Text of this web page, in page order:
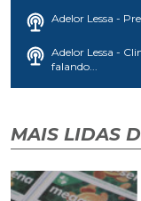
Adelor Lessa -
Adelor Lessa -
falando...
MAIS LIDAS